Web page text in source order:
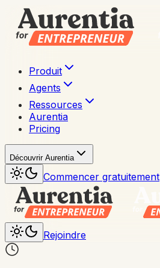
Produit
Agents
Ressources
Aurentia
Pricing
Découvrir Aurentia
Commencer gratuitement
Rejoindre